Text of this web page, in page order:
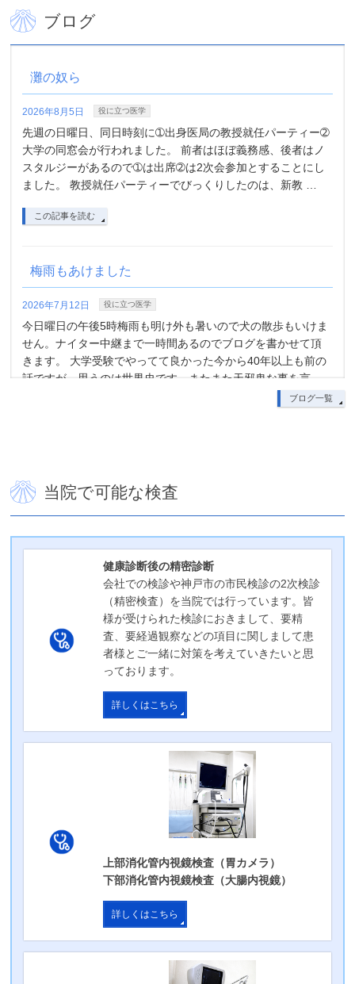
2025年12月28日（日）・29日（月） 2026年1月3日（土）・
4日（日）発熱外来を行います 診療時間：9時～16時 受付時
間：8時30分
この記事を読む
2026お正月休み、発熱外来のお知らせ
2025年12月17日
誠に勝手ながら2025年12月28日（日）から2026年1月4日
（日）29（月）2026年1月3日（土）1月4日（日）発熱外来致
この記事を読む
診療時間変更のお知らせ
2025年10月27日
誠に勝手ながら、私用のため10月29日（水）の夕診は午後6時
までとさせていただきます。 患者様にはご不便をおかけしま
すが、何卒ご理解のほどよろしくお願い申し上げます。
ブログ
灘の奴ら
2026年8月5日 役に立つ医学
先週の日曜日、同日時刻に➀出身医局の教授就任パーティー➁
大学の同窓会が行われました。 前者はほぼ義務感、後者はノ
スタルジーがあるので➀は出席➁は2次会参加とすることにし
ました。 教授就任パーティーでびっくりしたのは、新教 …
この記事を読む
梅雨もあけました
2026年7月12日 役に立つ医学
今日曜日の午後5時梅雨も明け外も暑いので犬の散歩もいけま
せん。ナイター中継まで一時間あるのでブログを書かせて頂
きます。 大学受験でやってて良かった今から40年以上も前の
話ですが、思うのは世界史です。またまた天邪鬼な事を言 …
2026年7月9日 役に立つ医学
当院では胃カメラ、大腸内視鏡検査施行に際して肝炎ウイル
スチェックをしています。 それは術後合併症と医療従事者の
る治療が速やかに可能になるからです。 肝炎ウイルスは、B
男子校生が浪人すると！
役に立つ医学
私は学校生活色々な環境変化を経験してきた部類だと思いま
ですが、なんとか順応してきたと思います。 小学校低学年の
転校は、かなり順応に苦労しましたが、かなり親ガチャの要
この記事を読む
何もしない事をする一日
役に立つ医学
6月に入り一週間経ちました。もうすぐ一年の半分が経過しま
す。皆様を急かすつもりはありませんが一年は早いですね。
毎日忙しいです。一つ提案があります。長寿アニメ”くまのプ
ブログ一覧
当院で可能な検査
健康診断後の精密診断
会社での検診や神戸市の市民検診の2次検診
（精密検査）を当院では行っています。皆
様が受けられた検診におきまして、要精
査、要経過観察などの項目に関しまして患
者様とご一緒に対策を考えていきたいと思
っております。
詳しくはこちら
上部消化管内視鏡検査（胃カメラ）
下部消化管内視鏡検査（大腸内視鏡）
詳しくはこちら